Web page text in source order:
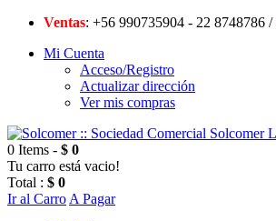
Ventas: +56 990735904 - 22 8748786 /
Mi Cuenta
Acceso/Registro
Actualizar dirección
Ver mis compras
0 Items - $ 0
Tu carro está vacio!
Total : $ 0
Ir al Carro A Pagar